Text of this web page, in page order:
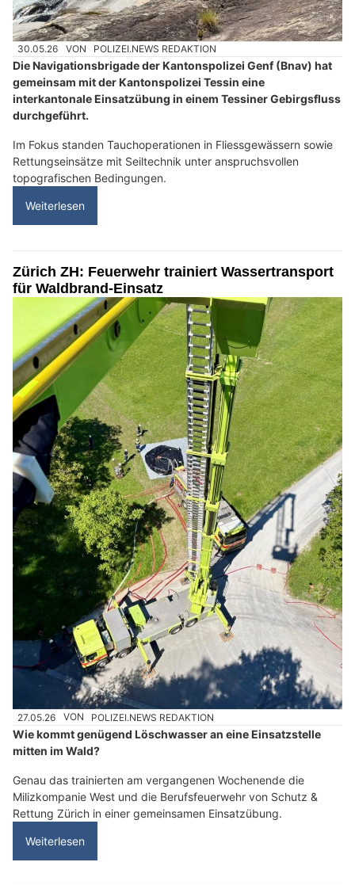
30.05.26 VON POLIZEI.NEWS REDAKTION
Die Navigationsbrigade der Kantonspolizei Genf (Bnav) hat
gemeinsam mit der Kantonspolizei Tessin eine
interkantonale Einsatzübung in einem Tessiner Gebirgsfluss
durchgeführt.
Im Fokus standen Tauchoperationen in Fliessgewässern sowie
Rettungseinsätze mit Seiltechnik unter anspruchsvollen
topografischen Bedingungen.
Weiterlesen
Zürich ZH: Feuerwehr trainiert Wassertransport
für Waldbrand-Einsatz
27.05.26 VON POLIZEI.NEWS REDAKTION
Wie kommt genügend Löschwasser an eine Einsatzstelle
mitten im Wald?
Genau das trainierten am vergangenen Wochenende die
Milizkompanie West und die Berufsfeuerwehr von Schutz &
Rettung Zürich in einer gemeinsamen Einsatzübung.
Weiterlesen